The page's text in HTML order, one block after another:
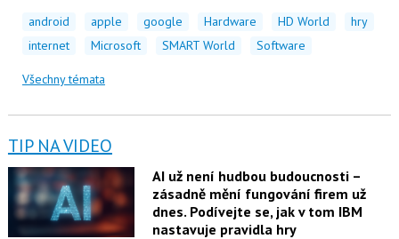
android apple google Hardware HD World
hry
internet
Microsoft SMART World Software
Všechny témata
TIP NA VIDEO
AI už není hudbou budoucnosti –
zásadně mění fungování firem už
dnes. Podívejte se, jak v tom IBM
nastavuje pravidla hry